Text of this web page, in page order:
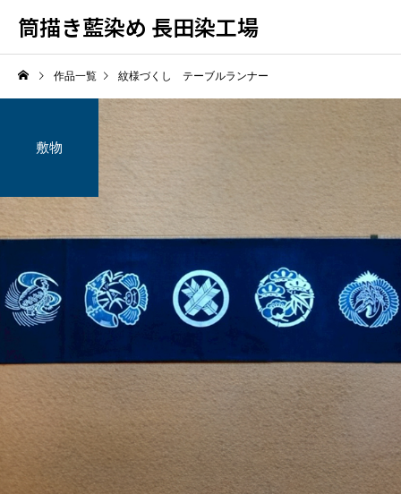
筒描き藍染め 長田染工場
作品一覧 紋様づくし テーブルランナー
敷物